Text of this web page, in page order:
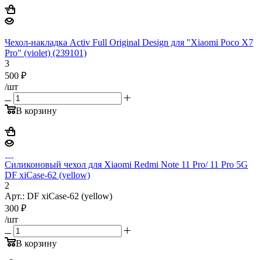
Чехол-накладка Activ Full Original Design для "Xiaomi Poco X7
Pro" (violet) (239101)
3
500 ₽
/шт
В корзину
Силиконовый чехол для Xiaomi Redmi Note 11 Pro/ 11 Pro 5G
DF xiCase-62 (yellow)
2
Арт.: DF xiCase-62 (yellow)
300 ₽
/шт
В корзину